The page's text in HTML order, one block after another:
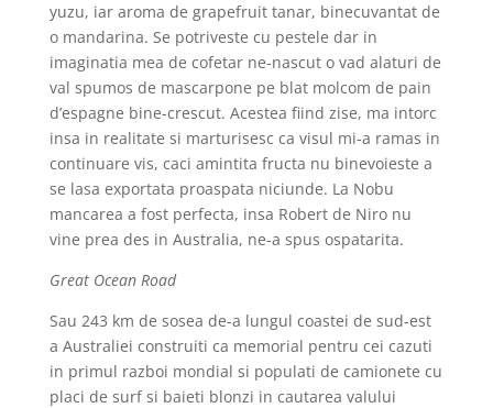
yuzu, iar aroma de grapefruit tanar, binecuvantat de
o mandarina. Se potriveste cu pestele dar in
imaginatia mea de cofetar ne-nascut o vad alaturi de
val spumos de mascarpone pe blat molcom de pain
d’espagne bine-crescut. Acestea fiind zise, ma intorc
insa in realitate si marturisesc ca visul mi-a ramas in
continuare vis, caci amintita fructa nu binevoieste a
se lasa exportata proaspata niciunde. La Nobu
mancarea a fost perfecta, insa Robert de Niro nu
vine prea des in Australia, ne-a spus ospatarita.
Great Ocean Road
Sau 243 km de sosea de-a lungul coastei de sud-est
a Australiei construiti ca memorial pentru cei cazuti
in primul razboi mondial si populati de camionete cu
placi de surf si baieti blonzi in cautarea valului